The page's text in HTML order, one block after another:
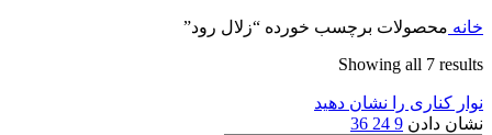
خانه محصولات برچسب خورده “زلال رود”
Showing all 7 results
نوار کناری را نشان دهید
نشان دادن 9
24
36